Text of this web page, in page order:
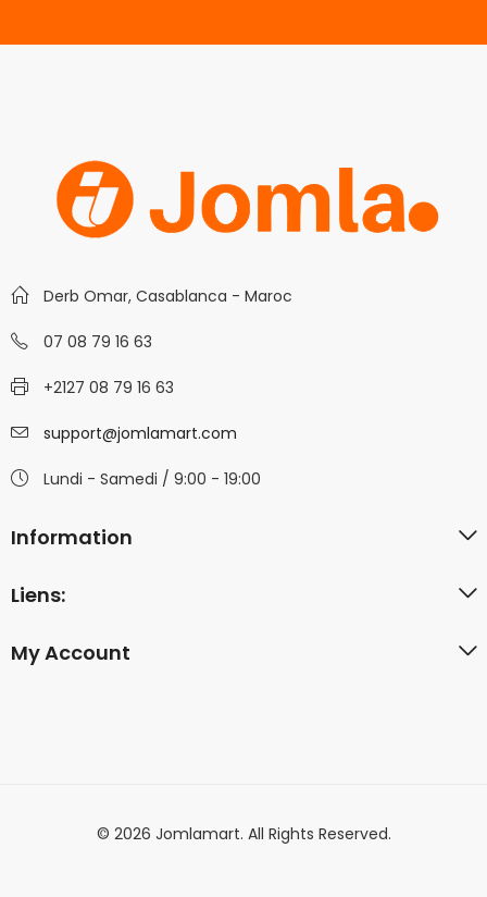
Derb Omar, Casablanca - Maroc
07 08 79 16 63
+2127 08 79 16 63
support@jomlamart.com
Lundi - Samedi / 9:00 - 19:00
Information
Liens:
My Account
© 2026 Jomlamart. All Rights Reserved.